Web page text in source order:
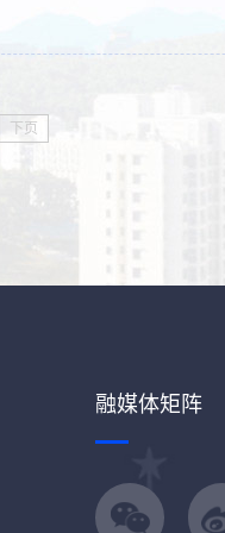
下页
融媒体矩阵